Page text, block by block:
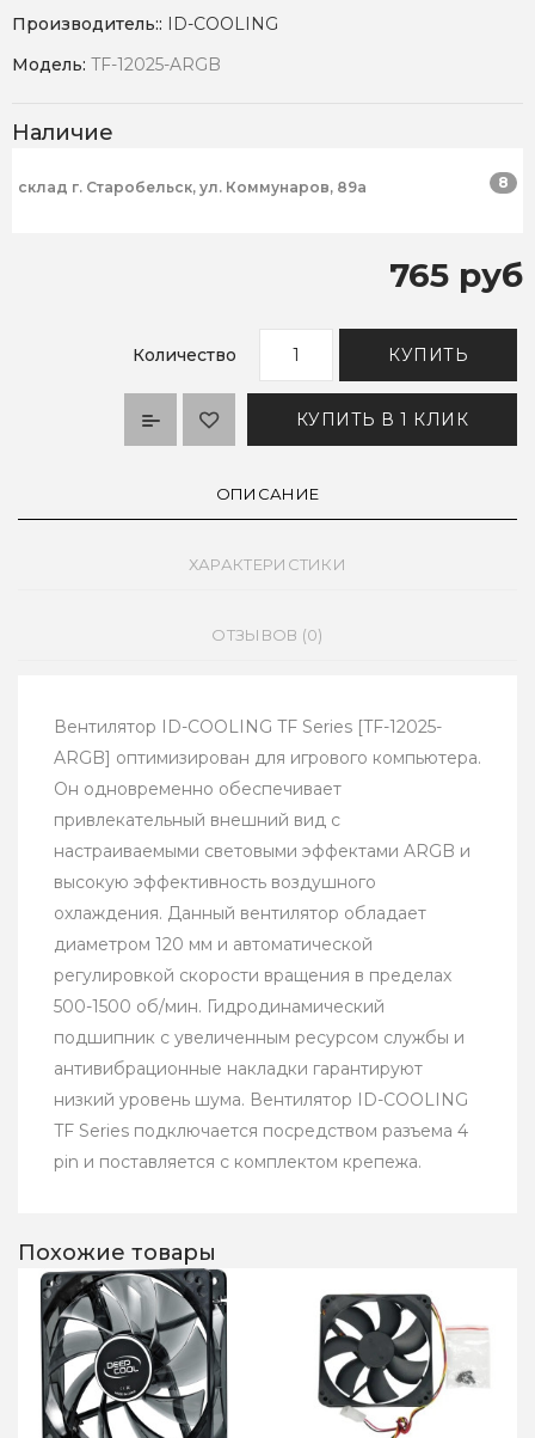
Производитель::
ID-COOLING
Модель: TF-12025-ARGB
Наличие
склад г. Старобельск, ул. Коммунаров, 89а 8
765 руб
Количество КУПИТЬ
КУПИТЬ В 1 КЛИК
ОПИСАНИЕ
ХАРАКТЕРИСТИКИ
ОТЗЫВОВ (0)
Вентилятор ID-COOLING TF Series [TF-12025-
ARGB] оптимизирован для игрового компьютера.
Он одновременно обеспечивает
привлекательный внешний вид с
настраиваемыми световыми эффектами ARGB и
высокую эффективность воздушного
охлаждения. Данный вентилятор обладает
диаметром 120 мм и автоматической
регулировкой скорости вращения в пределах
500-1500 об/мин. Гидродинамический
подшипник с увеличенным ресурсом службы и
антивибрационные накладки гарантируют
низкий уровень шума. Вентилятор ID-COOLING
TF Series подключается посредством разъема 4
pin и поставляется с комплектом крепежа.
Похожие товары